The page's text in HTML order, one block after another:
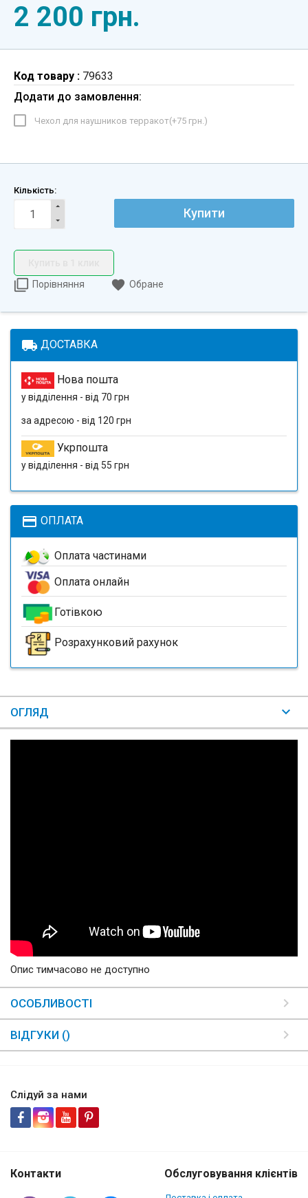
2 200 грн.
Код товару : 79633
Додати до замовлення:
Чехол для наушников терракот(+75 грн.)
Кількість:
Купити
Порівняння
Обране
local_shipping ДОСТАВКА
Нова пошта
у відділення - від 70 грн
за адресою - від 120 грн
Укрпошта
у відділення - від 55 грн
payment ОПЛАТА
Оплата частинами
Оплата онлайн
Готівкою
Розрахунковий рахунок
ОГЛЯД
Опис тимчасово не доступно
ОСОБЛИВОСТІ
ВІДГУКИ ()
Слідуй за нами
Контакти Обслуговування клієнтів